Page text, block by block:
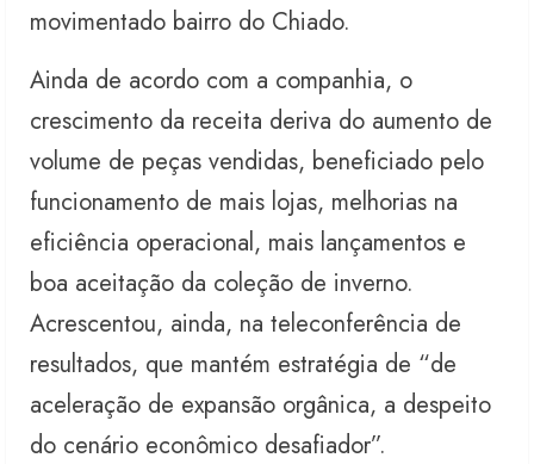
movimentado bairro do Chiado.
Ainda de acordo com a companhia, o
crescimento da receita deriva do aumento de
volume de peças vendidas, beneficiado pelo
funcionamento de mais lojas, melhorias na
eficiência operacional, mais lançamentos e
boa aceitação da coleção de inverno.
Acrescentou, ainda, na teleconferência de
resultados, que mantém estratégia de “de
aceleração de expansão orgânica, a despeito
do cenário econômico desafiador”.